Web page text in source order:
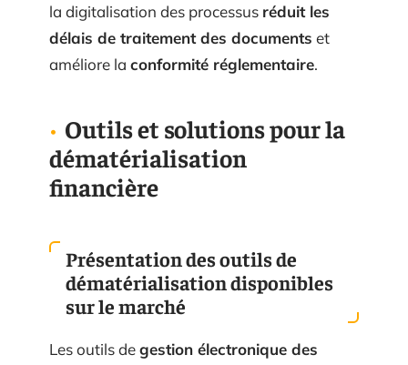
la digitalisation des processus réduit les
délais de traitement des documents et
améliore la conformité réglementaire.
Outils et solutions pour la
dématérialisation
financière
Présentation des outils de
dématérialisation disponibles
sur le marché
Les outils degestion électronique des